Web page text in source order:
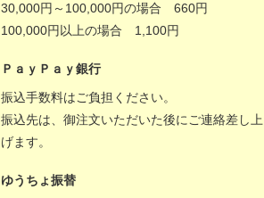
30,000円～100,000円の場合 660円
100,000円以上の場合 1,100円
ＰａｙＰａｙ銀行
振込手数料はご負担ください。
振込先は、御注文いただいた後にご連絡差し上
げます。
ゆうちょ振替